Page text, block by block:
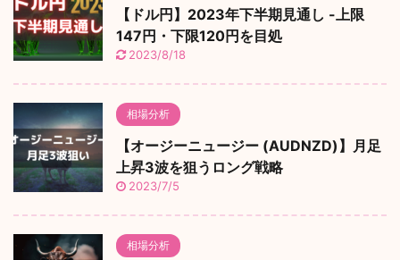
【ドル円】2023年下半期見通し -上限
147円・下限120円を目処
2023/8/18
相場分析
【オージーニュージー (AUDNZD)】月足
上昇3波を狙うロング戦略
2023/7/5
相場分析